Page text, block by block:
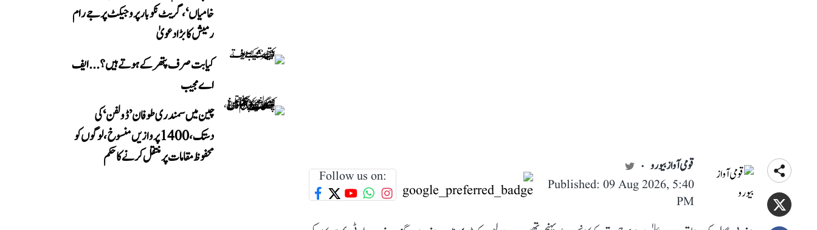
قومی آواز بیورو
Published: 09 Aug 2026, 5:40
PM
Follow us on:
خامیاں‘، گریٹ نکوبار پروجیکٹ پر جے رام
رمیش کا بڑا دعویٰ
کیا بت صرف پتھر کے ہوتے ہیں؟...ایف
اے مجیب
چین میں سمندری طوفان ’ڈولفن‘ کی
دستک، 1400 پروازیں منسوخ، لوگوں کو
محفوظ مقامات پر منتقل کرنے کا حکم